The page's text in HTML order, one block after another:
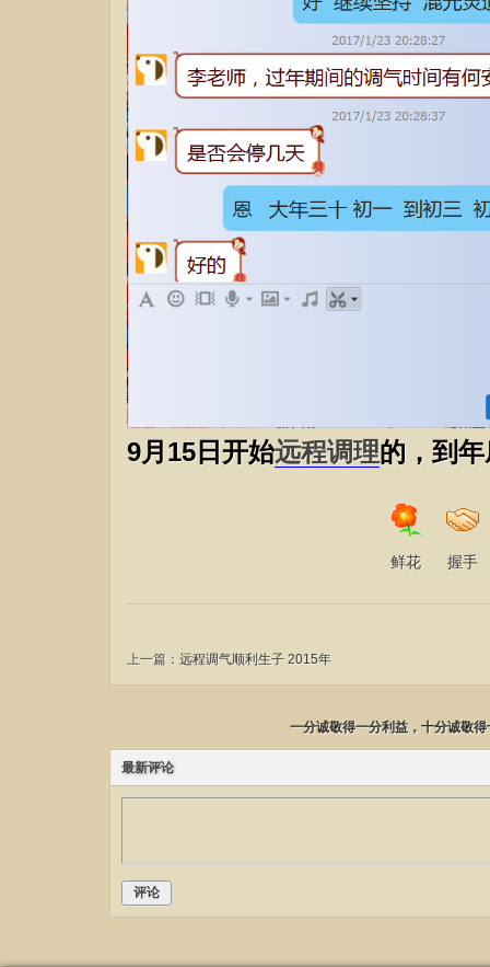
9月15日开始远程调理的，到
鲜花 握手
上一篇： 远程调气顺利生子 2015年
一分诚敬得一分利益，十分诚敬
最新评论
评论